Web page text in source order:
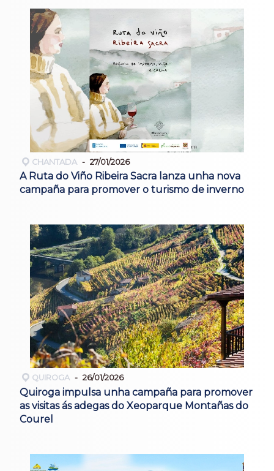
CHANTADA 27/01/2026
A Ruta do Viño Ribeira Sacra lanza unha nova
campaña para promover o turismo de inverno
QUIROGA 26/01/2026
Quiroga impulsa unha campaña para promover
as visitas ás adegas do Xeoparque Montañas do
Courel